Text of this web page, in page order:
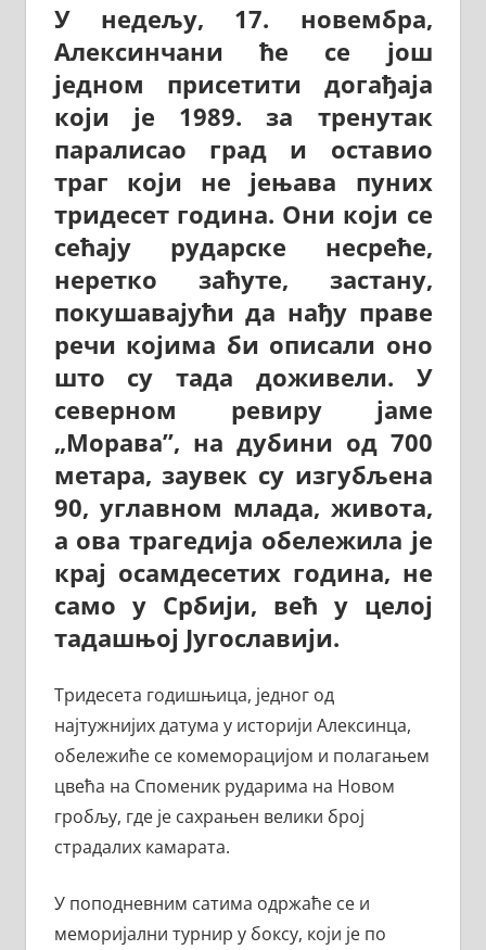
У недељу, 17. новембра,
Алексинчани ће се још
једном присетити догађаја
који је 1989. за тренутак
паралисао град и оставио
траг који не јењава пуних
тридесет година. Они који се
сећају рударске несреће,
неретко заћуте, застану,
покушавајући да нађу праве
речи којима би описали оно
што су тада доживели. У
северном ревиру јаме
„Морава”, на дубини од 700
метара, заувек су изгубљена
90, углавном млада, живота,
а ова трагедија обележила је
крај осамдесетих година, не
само у Србији, већ у целој
тадашњој Југославији.
Тридесета годишњица, једног од
најтужнијих датума у историји Алексинца,
обележиће се комеморацијом и полагањем
цвећа на Споменик рударима на Новом
гробљу, где је сахрањен велики број
страдалих камарата.
У поподневним сатима одржаће се и
меморијални турнир у боксу, који је по